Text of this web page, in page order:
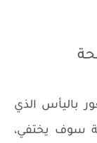
باليأس الذي
سوف يختفي،